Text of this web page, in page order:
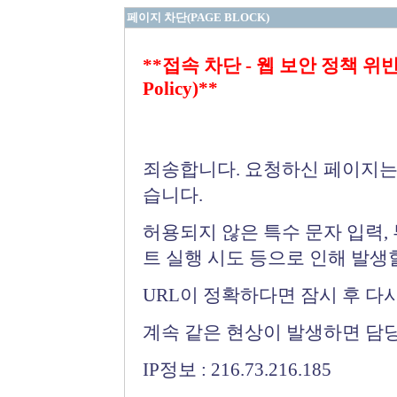
페이지 차단(PAGE BLOCK)
**접속 차단 - 웹 보안 정책 위
Policy)**
죄송합니다. 요청하신 페이지
습니다.
허용되지 않은 특수 문자 입력
트 실행 시도 등으로 인해 발생
URL이 정확하다면 잠시 후 다
계속 같은 현상이 발생하면 담
IP정보 : 216.73.216.185